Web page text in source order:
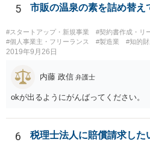
5 市販の温泉の素を詰め替え
#スタートアップ・新規事業
#契約書作成・リ
#個人事業主・フリーランス
#製造業 #知的
2019年9月26日
内藤 政信 弁護士
okが出るようにがんばってください。
6 税理士法人に賠償請求した